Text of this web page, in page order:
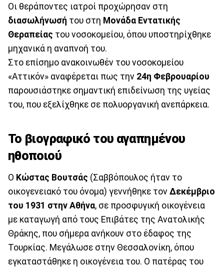
Οι θεράποντες ιατροί προχώρησαν στη
διασωλήνωσή του στη Μονάδα Εντατικής
Θεραπείας του νοσοκομείου, όπου υποστηρίχθηκε
μηχανικά η αναπνοή του.
Στο επίσημο ανακοινωθέν του νοσοκομείου
«Αττικόν» αναφέρεται πως την 24η Φεβρουαρίου
παρουσιάστηκε σημαντική επιδείνωση της υγείας
του, που εξελίχθηκε σε πολυοργανική ανεπάρκεια.
Το βιογραφικό του αγαπημένου
ηθοποιού
Ο Κώστας Βουτσάς (Σαββόπουλος ήταν το
οικογενειακό του όνομα) γεννήθηκε τον Δεκέμβριο
του 1931 στην Αθήνα, σε προσφυγική οικογένεια
με καταγωγή από τους Επιβάτες της Ανατολικής
Θράκης, που σήμερα ανήκουν στο έδαφος της
Τουρκίας. Μεγάλωσε στην Θεσσαλονίκη, όπου
εγκαταστάθηκε η οικογένεια του. Ο πατέρας του